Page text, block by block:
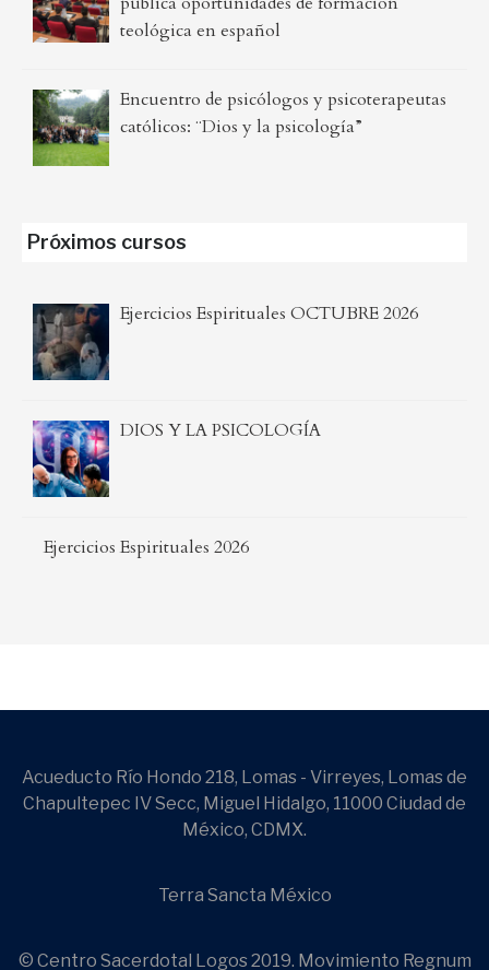
teológica en español
Encuentro de psicólogos y psicoterapeutas
católicos: ¨Dios y la psicología”
Próximos cursos
Ejercicios Espirituales OCTUBRE 2026
DIOS Y LA PSICOLOGÍA
Ejercicios Espirituales 2026
Acueducto Río Hondo 218, Lomas - Virreyes, Lomas de
Chapultepec IV Secc, Miguel Hidalgo, 11000 Ciudad de
México, CDMX.
Terra Sancta México
© Centro Sacerdotal Logos 2019. Movimiento Regnum